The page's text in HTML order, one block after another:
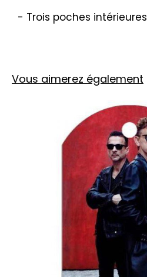
- Trois poches intérieures
Vous aimerez également